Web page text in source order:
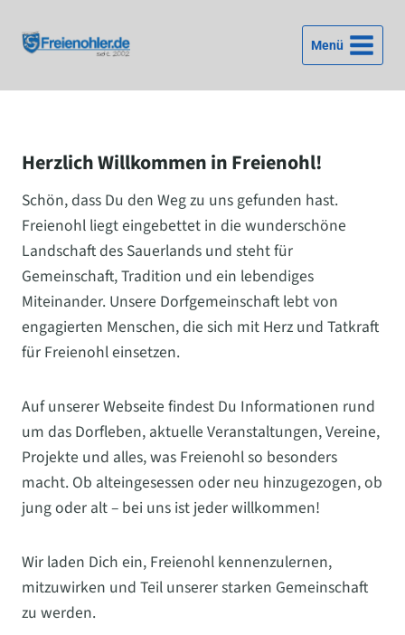
Inhalt
springen
Menü
Herzlich Willkommen in Freienohl!
Schön, dass Du den Weg zu uns gefunden hast.
Freienohl liegt eingebettet in die wunderschöne
Landschaft des Sauerlands und steht für
Gemeinschaft, Tradition und ein lebendiges
Miteinander. Unsere Dorfgemeinschaft lebt von
engagierten Menschen, die sich mit Herz und Tatkraft
für Freienohl einsetzen.
Auf unserer Webseite findest Du Informationen rund
um das Dorfleben, aktuelle Veranstaltungen, Vereine,
Projekte und alles, was Freienohl so besonders
macht. Ob alteingesessen oder neu hinzugezogen, ob
jung oder alt – bei uns ist jeder willkommen!
Wir laden Dich ein, Freienohl kennenzulernen,
mitzuwirken und Teil unserer starken Gemeinschaft
zu werden.